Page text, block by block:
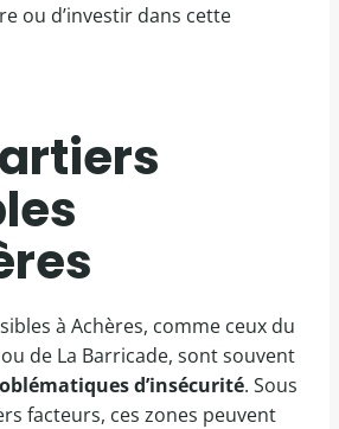
ou d’investir dans cette
à Achères, comme ceux du
de La Barricade, sont souvent
d’insécurité. Sous
facteurs, ces zones peuvent